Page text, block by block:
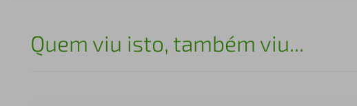
Quem viu isto, também viu...